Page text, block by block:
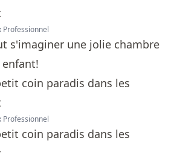
Professionnel
s'imaginer une jolie chambre
Professionnel